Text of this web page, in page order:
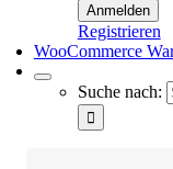
Registrieren
WooCommerce
Suche nach: